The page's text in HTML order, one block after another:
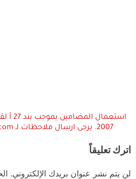
2007. يرجى ارسال ملاحظات لـ akkanet.net@gmail.com
اترك تعليقاً
لن يتم نشر عنوان بريدك الإلكتروني.